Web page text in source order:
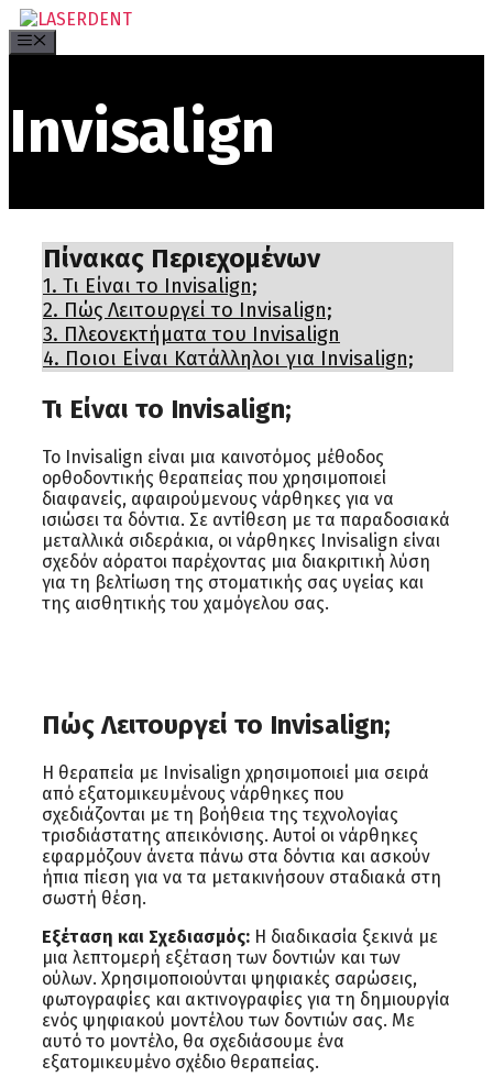
Μετάβαση
σε
περιεχόμενο
Invisalign
Πίνακας Περιεχομένων
1. Τι Είναι το Invisalign;
2. Πώς Λειτουργεί το Invisalign;
3. Πλεονεκτήματα του Invisalign
4. Ποιοι Είναι Κατάλληλοι για Invisalign;
Τι Είναι το Invisalign;
Το Invisalign είναι μια καινοτόμος μέθοδος
ορθοδοντικής θεραπείας που χρησιμοποιεί
διαφανείς, αφαιρούμενους νάρθηκες για να
ισιώσει τα δόντια. Σε αντίθεση με τα παραδοσιακά
μεταλλικά σιδεράκια, οι νάρθηκες Invisalign είναι
σχεδόν αόρατοι παρέχοντας μια διακριτική λύση
για τη βελτίωση της στοματικής σας υγείας και
της αισθητικής του χαμόγελου σας.
Πώς Λειτουργεί το Invisalign;
Η θεραπεία με Invisalign χρησιμοποιεί μια σειρά
από εξατομικευμένους νάρθηκες που
σχεδιάζονται με τη βοήθεια της τεχνολογίας
τρισδιάστατης απεικόνισης. Αυτοί οι νάρθηκες
εφαρμόζουν άνετα πάνω στα δόντια και ασκούν
ήπια πίεση για να τα μετακινήσουν σταδιακά στη
σωστή θέση.
Εξέταση και Σχεδιασμός: Η διαδικασία ξεκινά με
μια λεπτομερή εξέταση των δοντιών και των
ούλων. Χρησιμοποιούνται ψηφιακές σαρώσεις,
φωτογραφίες και ακτινογραφίες για τη δημιουργία
ενός ψηφιακού μοντέλου των δοντιών σας. Με
αυτό το μοντέλο, θα σχεδιάσουμε ένα
εξατομικευμένο σχέδιο θεραπείας.